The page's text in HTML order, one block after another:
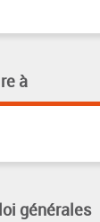
à
générales